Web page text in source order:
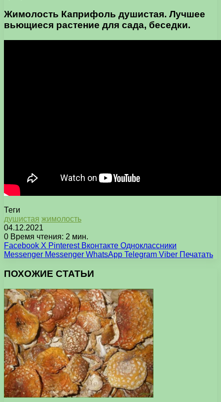
Жимолость Каприфоль душистая. Лучшее
вьющиеся растение для сада, беседки.
Теги
душистая жимолость
04.12.2021
0 Время чтения: 2 мин.
Facebook X Pinterest Вконтакте Одноклассники
Messenger Messenger WhatsApp Telegram Viber Печатать
ПОХОЖИЕ СТАТЬИ